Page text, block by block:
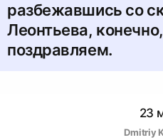
разбежавшись со
Леонтьева,
поздравляем.
23
Dmitriy